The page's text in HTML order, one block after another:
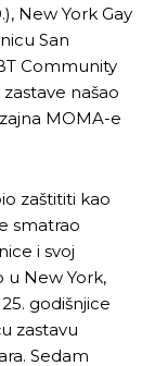
što ste
što ste
New York Gay
San
Community
našao
MOMA-e
zaštititi kao
smatrao
i svoj
u New York,
godišnjice
zastavu
Sedam